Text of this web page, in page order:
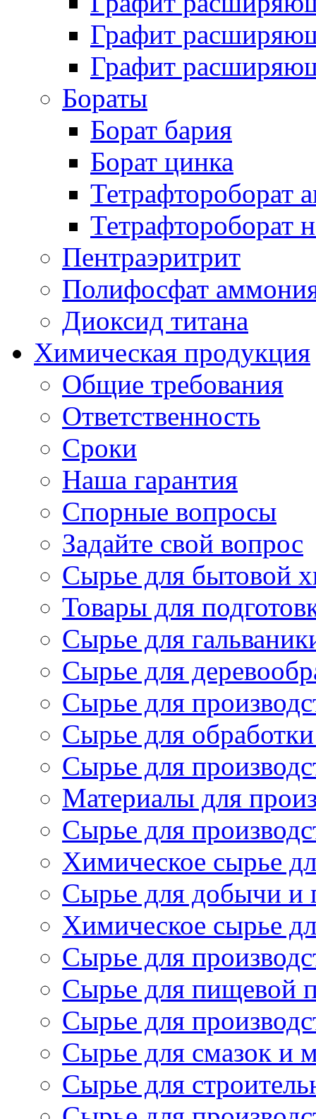
Графит
Графит
Бораты
Борат бария
Борат цинка
Тетрафтороборат
Тетрафтороборат
Пентраэритрит
Полифосфат
Диоксид титана
Химическая продукция
Общие требования
Ответственность
Сроки
Наша гарантия
Спорные вопросы
Задайте свой вопрос
Сырье для бытовой
Товары для
Сырье для
Сырье для
Сырье для
Сырье для
Сырье для
Материалы для
Сырье для
Химическое сырье
Сырье для добычи и
Химическое сырье
Сырье для
Сырье для пищевой
Сырье для
Сырье для смазок и
Сырье для